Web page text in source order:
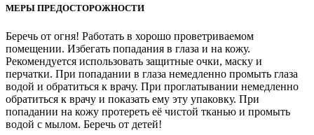
МЕРЫ ПРЕДОСТОРОЖНОСТИ
Беречь от огня! Работать в хорошо проветриваемом
помещении. Избегать попадания в глаза и на кожу.
Рекомендуется использовать защитные очки, маску и
перчатки. При попадании в глаза немедленно промыть глаза
водой и обратиться к врачу. При проглатывании немедленно
обратиться к врачу и показать ему эту упаковку. При
попадании на кожу протереть её чистой тканью и промыть
водой с мылом. Беречь от детей!